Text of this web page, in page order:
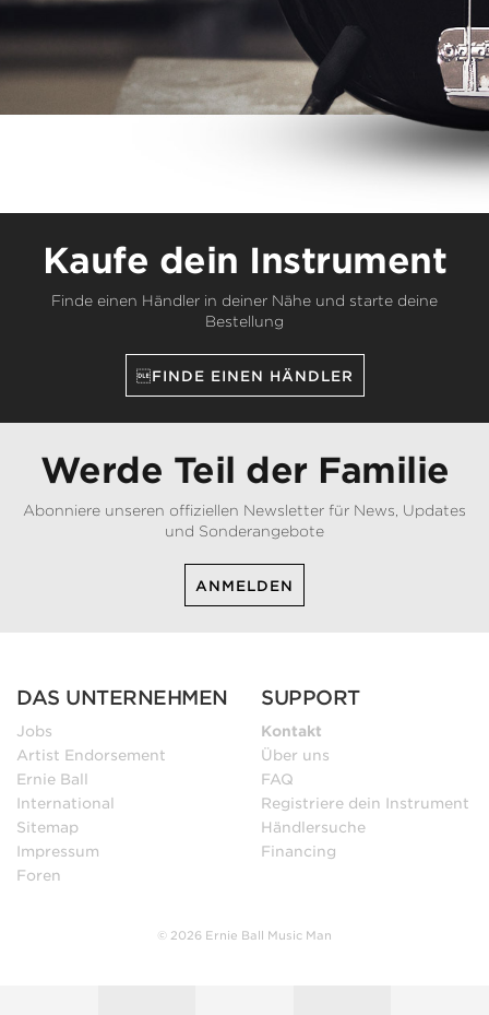
Kaufe dein Instrument
Finde einen Händler in deiner Nähe und starte deine
Bestellung
FINDE EINEN HÄNDLER
Werde Teil der Familie
Abonniere unseren offiziellen Newsletter für News, Updates
und Sonderangebote
ANMELDEN
DAS UNTERNEHMEN
Jobs
Artist Endorsement
Ernie Ball
International
Sitemap
Impressum
Foren
SUPPORT
Kontakt
Über uns
FAQ
Registriere dein Instrument
Händlersuche
Financing
© 2026 Ernie Ball Music Man